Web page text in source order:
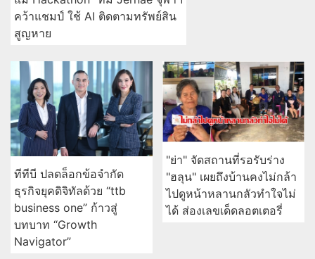
คว้าแชมป์ ใช้ AI ติดตามทรัพย์สิน
สูญหาย
ทีทีบี ปลดล็อกข้อจำกัด
ธุรกิจยุคดิจิทัลด้วย “ttb
business one” ก้าวสู่
บทบาท “Growth
Navigator”
"ย่า" จัดสถานที่รอรับร่าง
"ฮลุน" เผยถึงบ้านคงไม่กล้า
ไปดูหน้าหลานกลัวทำใจไม่
ได้ ส่องเลขเด็ดลอตเตอรี่